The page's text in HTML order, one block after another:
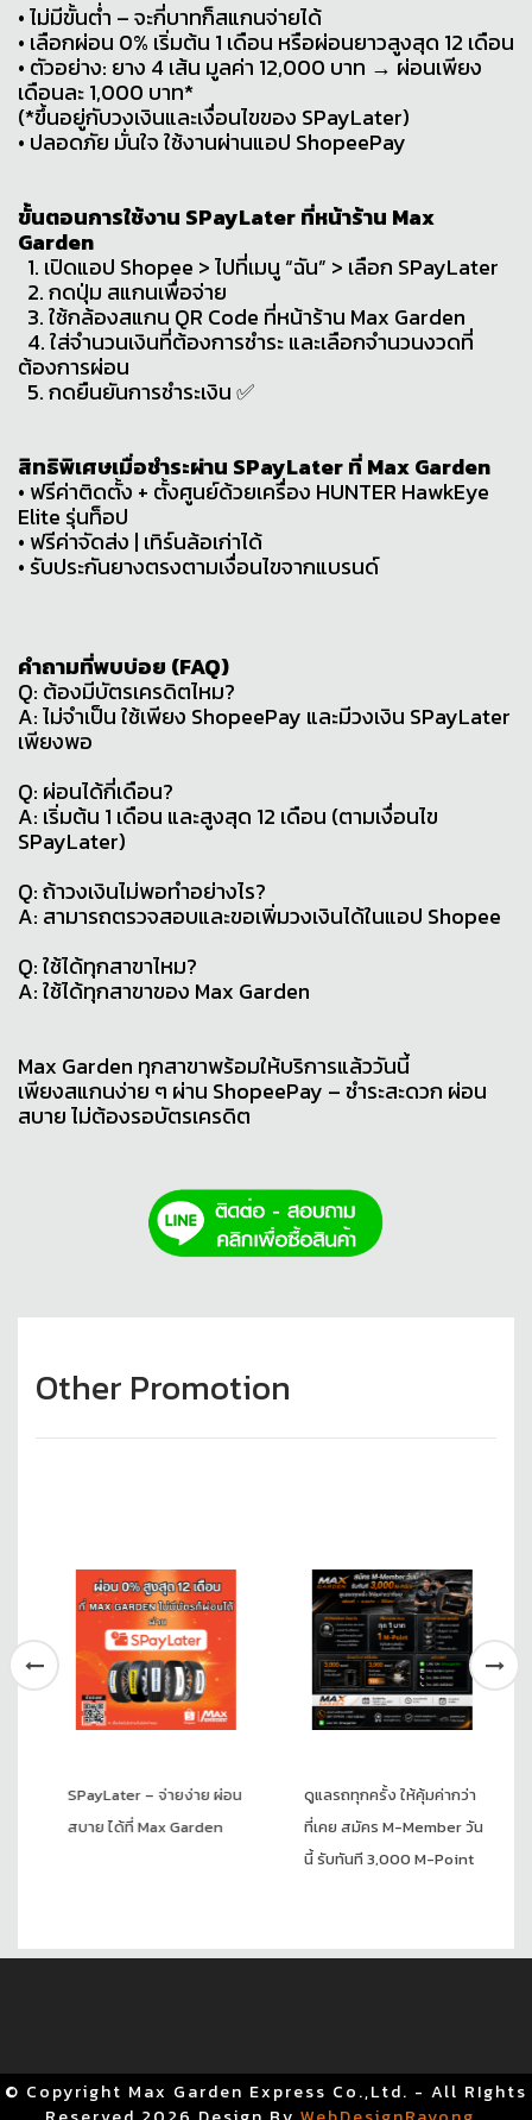
• ไม่มีขั้นต่ำ – จะกี่บาทก็สแกนจ่ายได้
• เลือกผ่อน 0% เริ่มต้น 1 เดือน หรือผ่อนยาวสูงสุด 12 เดือน
• ตัวอย่าง: ยาง 4 เส้น มูลค่า 12,000 บาท → ผ่อนเพียง
เดือนละ 1,000 บาท*
(*ขึ้นอยู่กับวงเงินและเงื่อนไขของ SPayLater)
• ปลอดภัย มั่นใจ ใช้งานผ่านแอป ShopeePay
ขั้นตอนการใช้งาน SPayLater ที่หน้าร้าน Max
Garden
1. เปิดแอป Shopee > ไปที่เมนู “ฉัน” > เลือก SPayLater
2. กดปุ่ม สแกนเพื่อจ่าย
3. ใช้กล้องสแกน QR Code ที่หน้าร้าน Max Garden
4. ใส่จำนวนเงินที่ต้องการชำระ และเลือกจำนวนงวดที่
ต้องการผ่อน
5. กดยืนยันการชำระเงิน ✅
สิทธิพิเศษเมื่อชำระผ่าน SPayLater ที่ Max Garden
• ฟรีค่าติดตั้ง + ตั้งศูนย์ด้วยเครื่อง HUNTER HawkEye
Elite รุ่นท็อป
• ฟรีค่าจัดส่ง | เทิร์นล้อเก่าได้
• รับประกันยางตรงตามเงื่อนไขจากแบรนด์
คำถามที่พบบ่อย (FAQ)
Q: ต้องมีบัตรเครดิตไหม?
A: ไม่จำเป็น ใช้เพียง ShopeePay และมีวงเงิน SPayLater
เพียงพอ
Q: ผ่อนได้กี่เดือน?
A: เริ่มต้น 1 เดือน และสูงสุด 12 เดือน (ตามเงื่อนไข
SPayLater)
Q: ถ้าวงเงินไม่พอทำอย่างไร?
A: สามารถตรวจสอบและขอเพิ่มวงเงินได้ในแอป Shopee
Q: ใช้ได้ทุกสาขาไหม?
A: ใช้ได้ทุกสาขาของ Max Garden
Max Garden ทุกสาขาพร้อมให้บริการแล้ววันนี้
เพียงสแกนง่าย ๆ ผ่าน ShopeePay – ชำระสะดวก ผ่อน
สบาย ไม่ต้องรอบัตรเครดิต
Other Promotion
SPayLater – จ่ายง่าย ผ่อน
สบาย ได้ที่ Max Garden
ดูแลรถทุกครั้ง ให้คุ้มค่ากว่า
ที่เคย สมัคร M-Member วัน
นี้ รับทันที 3,000 M-Point
© Copyright Max Garden Express Co.,Ltd. - All RIghts